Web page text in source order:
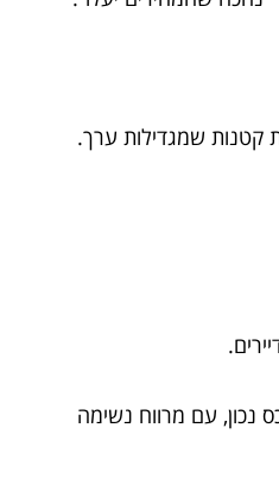
קטנות שמגדילות ערך.
נכון, עם מרווח נשימה